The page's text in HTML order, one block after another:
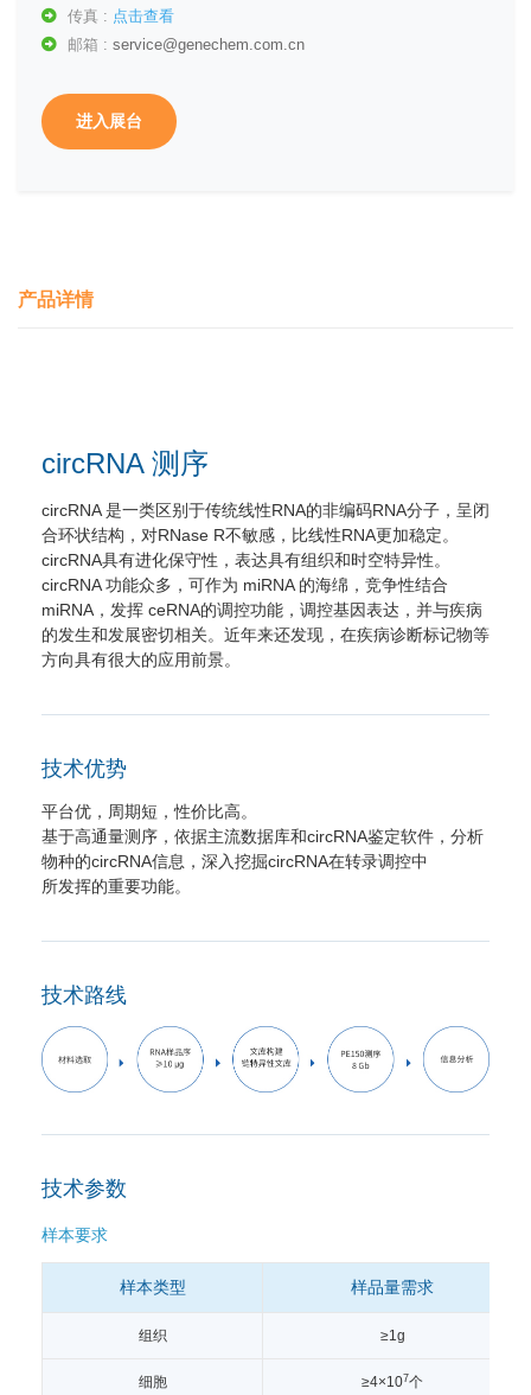
传真 : 点击查看
邮箱 : service@genechem.com.cn
进入展台
产品详情
circRNA 测序
circRNA 是一类区别于传统线性RNA的非编码RNA分子，呈闭
合环状结构，对RNase R不敏感，比线性RNA更加稳定。
circRNA具有进化保守性，表达具有组织和时空特异性。
circRNA 功能众多，可作为 miRNA 的海绵，竞争性结合
miRNA，发挥 ceRNA的调控功能，调控基因表达，并与疾病
的发生和发展密切相关。近年来还发现，在疾病诊断标记物等
方向具有很大的应用前景。
技术优势
平台优，周期短，性价比高。
基于高通量测序，依据主流数据库和circRNA鉴定软件，分析
物种的circRNA信息，深入挖掘circRNA在转录调控中
所发挥的重要功能。
技术路线
技术参数
样本要求
样本类型 样品量需求
组织 ≥1g
细胞 ≥4×107个